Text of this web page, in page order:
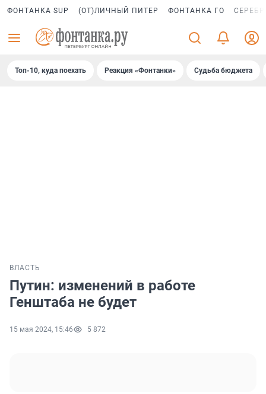
ФОНТАНКА SUP (ОТ)ЛИЧНЫЙ ПИТЕР ФОНТАНКА ГО
Топ-10, куда поехать Реакция «Фонтанки» Судьба бюджета
ВЛАСТЬ
Путин: изменений в работе
Генштаба не будет
15 мая 2024, 15:46 5 872